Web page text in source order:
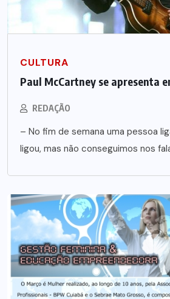
CULTURA
Paul McCartney se apresenta
REDAÇÃO
– No fim de semana uma pessoa
ligou, mas não conseguimos nos